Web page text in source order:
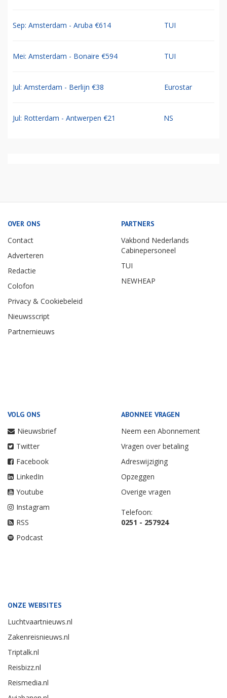
Sep: Amsterdam - Aruba €614 TUI
Mei: Amsterdam - Bonaire €594 TUI
Jul: Amsterdam - Berlijn €38 Eurostar
Jul: Rotterdam - Antwerpen €21 NS
OVER ONS
Contact
Adverteren
Redactie
Colofon
Privacy & Cookiebeleid
Nieuwsscript
Partnernieuws
PARTNERS
Vakbond Nederlands
Cabinepersoneel
TUI
NEWHEAP
VOLG ONS
Nieuwsbrief
Twitter
Facebook
LinkedIn
Youtube
Instagram
RSS
Podcast
ABONNEE VRAGEN
Neem een Abonnement
Vragen over betaling
Adreswijziging
Opzeggen
Overige vragen
Telefoon:
0251 - 257924
ONZE WEBSITES
Luchtvaartnieuws.nl
Zakenreisnieuws.nl
Triptalk.nl
Reisbizz.nl
Reismedia.nl